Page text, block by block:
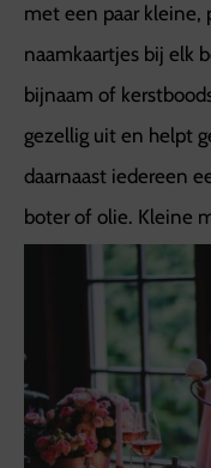
met een paar kleine,
naamkaartjes bij elk
bijnaam of
gezellig uit en helpt
daarnaast iedereen
boter of olie. Kleine